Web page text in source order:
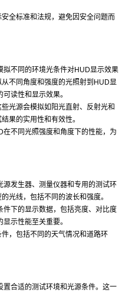
全标准和法规，避免因安全问题而
拟不同的环境光条件对HUD显示效果
不同角度和强度的光照射到HUD显
读性和显示效果。
光源会模拟如阳光直射、反射光和
果的实用性和有效性。
不同光照强度和角度下的性能，为
发生器、测量仪器和专用的测试环
光线，包括不同的波长和强度。
下的显示数据，包括亮度、对比度
示性能至关重要。
，包括不同的天气情况和道路环
合适的测试环境和光源条件。这一